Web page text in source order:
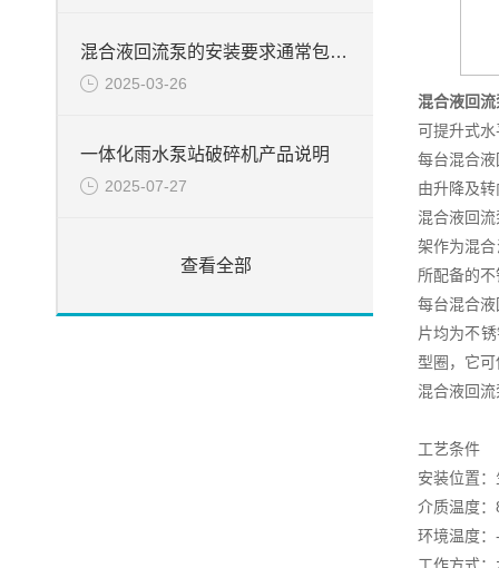
混合液回流泵的安装要求通常包括以下几个方面
2025-03-26
一体化雨水泵站破碎机产品说明
2025-07-27
查看全部
混合液回
可提升式
每台混合
由升降及
混合液回
架作为混
所配备的
每台混合
片均为不
型圈，它
混合液回
工艺条件
安装位置
介质温度
环境温度